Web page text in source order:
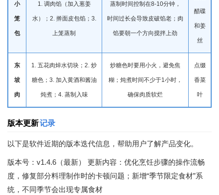
小
笼
包
1. 调肉馅（加入葱姜
水）；2. 擀面皮包馅；3.
上笼蒸制
蒸制时间控制在8-10分钟，
时间过长会导致皮破馅老；肉
馅要朝一个方向搅拌上劲
醋碟
和姜
丝
东
坡
肉
1. 五花肉焯水切块；2. 炒
糖色；3. 加入黄酒和酱油
炖煮；4. 蒸制入味
炒糖色时要用小火，避免焦
糊；炖煮时间不少于1小时，
确保肉质软烂
点缀
香菜
叶
版本更新记录
以下是软件近期的版本迭代信息，帮助用户了解产品变化。
版本号：v1.4.6（最新） 更新内容：优化烹饪步骤的操作流畅
度，修复部分料理制作时的卡顿问题；新增“季节限定食材”系
统，不同季节会出现专属食材